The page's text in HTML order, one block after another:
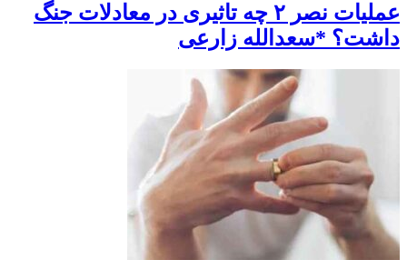
عملیات نصر ۲ چه تاثیری در معادلات جنگ
داشت؟ *سعدالله زارعی